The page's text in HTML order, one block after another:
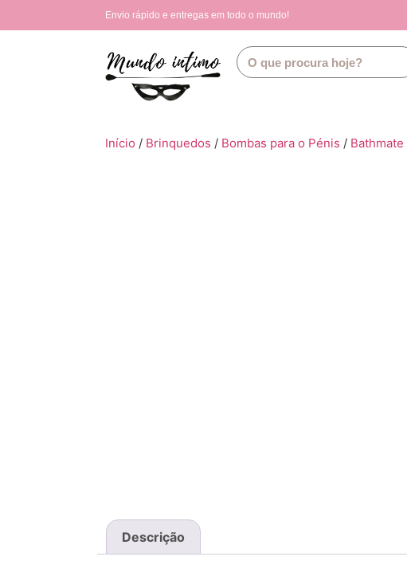
Envio rápido e entregas em todo o mundo!
Início / Brinquedos / Bombas para o Pénis / Bathmate
Descrição